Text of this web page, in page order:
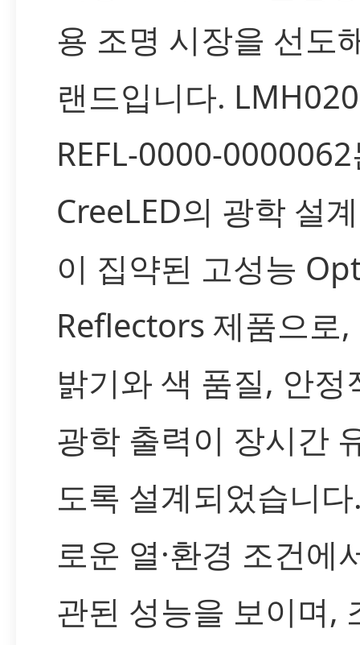
용 조명 시장을 선도
랜드입니다.
REFL-0000-
CreeLED의 광학 설
이 집약된 고성능
Reflectors 제품으로,
밝기와 색 품질, 안정
광학 출력이 장시간
도록 설계되었습니
로운 열·환경 조건에
관된 성능을 보이며,